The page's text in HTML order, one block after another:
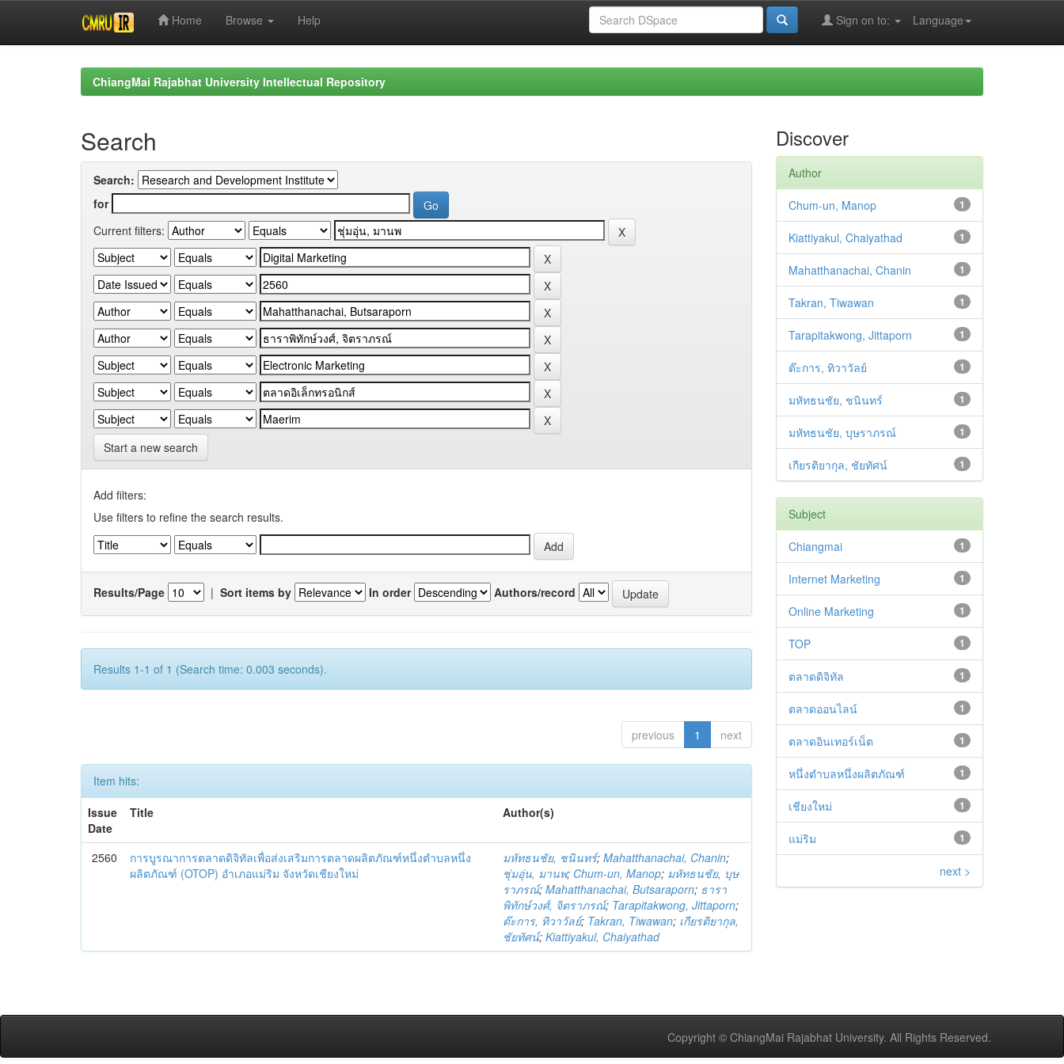
Home Browse Help Language
Sign on to:
ChiangMai Rajabhat University Intellectual Repository
Search
Search:
for
Current filters:
Start a new search
Add filters:
Use filters to refine the search results.
Results/Page | Sort items by In order Authors/record
Results 1-1 of 1 (Search time: 0.003 seconds).
previous 1 next
Item hits:
Issue
Date
Title Author(s)
2560
การบูรณาการตลาดดิจิทัลเพื่อส่งเสริมการตลาดผลิตภัณฑ์หนึ่งตำบลหนึ่ง
ผลิตภัณฑ์ (OTOP) อำเภอแม่ริม จังหวัดเชียงใหม่
มหัทธนชัย, ชนินทร์;Mahatthanachai, Chanin;
ชุ่มอุ่น, มานพ; Chum-un, Manop; มหัทธนชัย, บุษ
ราภรณ์;Mahatthanachai, Butsaraporn; ธารา
พิทักษ์วงศ์, จิตราภรณ์; Tarapitakwong, Jittaporn;
ต๊ะการ, ทิวาวัลย์; Takran, Tiwawan; เกียรติยากุล,
ชัยทัศน์;Kiattiyakul, Chaiyathad
Discover
Author
1
Chum-un, Manop
1
Kiattiyakul, Chaiyathad
1
Mahatthanachai, Chanin
1
Takran, Tiwawan
1
Tarapitakwong, Jittaporn
1
ต๊ะการ, ทิวาวัลย์
1
มหัทธนชัย, ชนินทร์
1
มหัทธนชัย, บุษราภรณ์
1
เกียรติยากุล, ชัยทัศน์
Subject
1
Chiangmai
1
Internet Marketing
1
Online Marketing
1
TOP
1
ตลาดดิจิทัล
1
ตลาดออนไลน์
1
ตลาดอินเทอร์เน็ต
1
หนึ่งตำบลหนึ่งผลิตภัณฑ์
1
เชียงใหม่
1
แม่ริม
next >
Copyright © ChiangMai Rajabhat University. All Rights Reserved.